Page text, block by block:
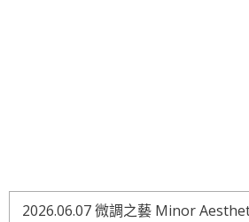
2026.06.07 微調之藝 Minor